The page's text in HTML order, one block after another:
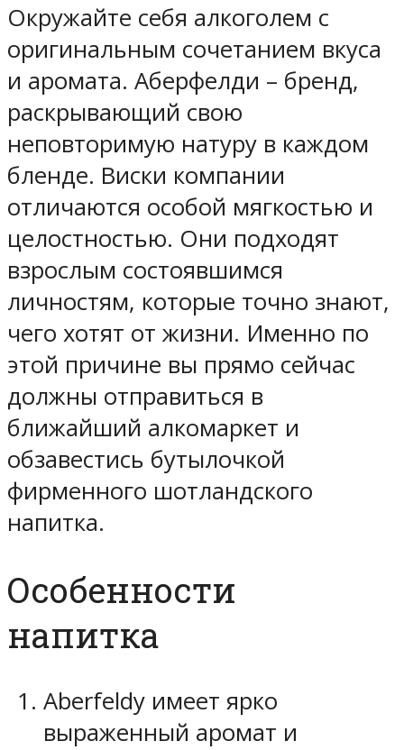
Окружайте себя алкоголем с
оригинальным сочетанием вкуса
и аромата. Аберфелди – бренд,
раскрывающий свою
неповторимую натуру в каждом
бленде. Виски компании
отличаются особой мягкостью и
целостностью. Они подходят
взрослым состоявшимся
личностям, которые точно знают,
чего хотят от жизни. Именно по
этой причине вы прямо сейчас
должны отправиться в
ближайший алкомаркет и
обзавестись бутылочкой
фирменного шотландского
напитка.
Особенности
напитка
Aberfeldy имеет ярко
выраженный аромат и